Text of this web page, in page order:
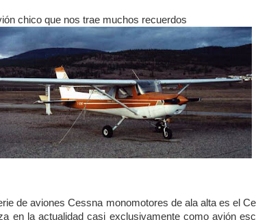
chico que nos trae muchos recuerdos
de aviones Cessna monomotores de ala alta es el
en la actualidad casi exclusivamente como avión